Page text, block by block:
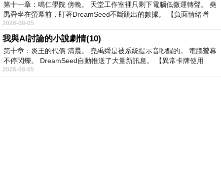
第十一章：鳴仁學院 傍晚。 天堂工作室裡只剩下電腦低微運轉聲。 堯
禹舜坐在螢幕前，盯著DreamSeed不斷跳出的數據。 【負面情緒增
2026-08-05
我與AI討論的小說劇情(10)
第十章：炎王的代價 清晨。 堯禹舜是被系統提示音吵醒的。 電腦螢幕
不停閃爍。 DreamSeed自動推送了大量新訊息。 【異常卡牌使用
2026-08-05